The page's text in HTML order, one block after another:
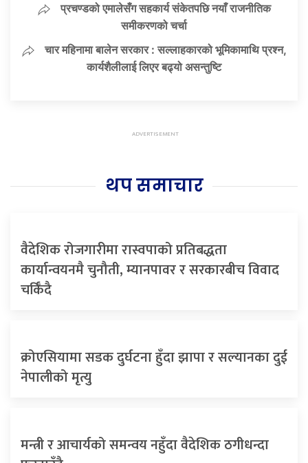
प्रचण्डको एमालेसँग सहकार्य संकेतपछि नयाँ राजनीतिक
समीकरणको चर्चा
चार महिनामा बालेन सरकार : सल्लाहकारको भूमिकामाथि प्रश्न,
कार्यशैलीलाई लिएर बढ्यो असन्तुष्टि
थप समाचार
वैदेशिक रोजगारीमा रास्वपाको प्रतिबद्धता
कार्यान्वयनमै चुनौती, म्यानपावर र सरकारबीच विवाद
चर्किँदै
क्रोएसियामा सडक दुर्घटना हुँदा झापा र सल्यानका दुई
नेपालीको मृत्यु
मन्त्री र आचार्यको समन्वय नहुँदा वैदेशिक ठगीधन्दा